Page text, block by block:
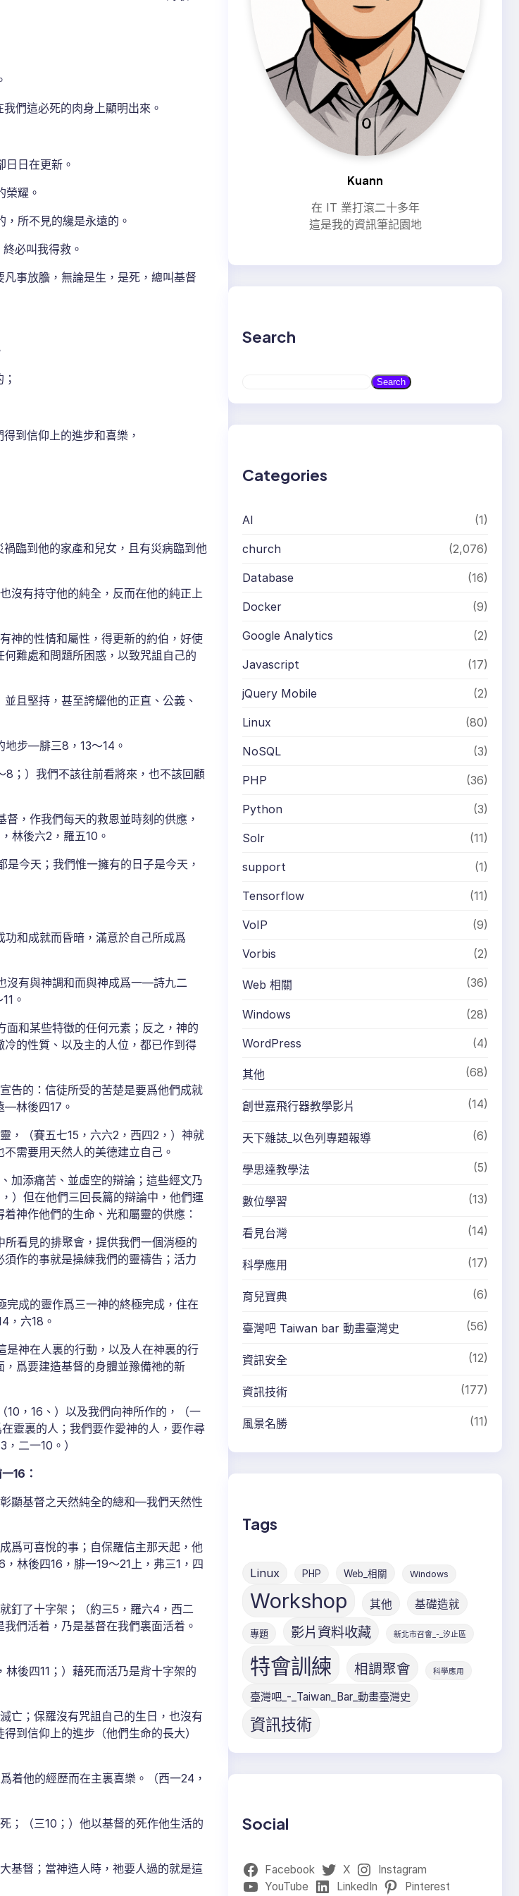
們這必死的肉身上顯明出來。
日在更新。
耀。
所不見的纔是永遠的。
必叫我得救。
放膽，無論是生，是死，總叫基督
信仰上的進步和喜樂，
臨到他的家產和兒女，且有災病臨到他
有持守他的純全，反而在他的純正上
的性情和屬性，得更新的約伯，好使
難處和問題所困惑，以致咒詛自己的
且堅持，甚至誇耀他的正直、公義、
地步—腓三8，13～14。
；）我們不該往前看將來，也不該回顧
，作我們每天的救恩並時刻的供應，
林後六2，羅五10。
今天；我們惟一擁有的日子是今天，
和成就而昏暗，滿意於自己所成爲
沒有與神調和而與神成爲一—詩九二
。
和某些特徵的任何元素；反之，神的
的性質、以及主的人位，都已作到得
的：信徒所受的苦楚是要爲他們成就
—林後四17。
（賽五七15，六六2，西四2，）神就
需要用天然人的美德建立自己。
添痛苦、並虛空的辯論；這些經文乃
）但在他們三回長篇的辯論中，他們運
神作他們的生命、光和屬靈的供應：
看見的排聚會，提供我們一個消極的
作的事就是操練我們的靈禱告；活力
成的靈作爲三一神的終極完成，住在
，六18。
神在人裏的行動，以及人在神裏的行
爲要建造基督的身體並豫備祂的新
，16、）以及我們向神所作的，（一
靈裏的人；我們要作愛神的人，要作尋
二一10。）
16：
顯基督之天然純全的總和—我們天然性
可喜悅的事；自保羅信主那天起，他
林後四16，腓一19～21上，弗三1，四
釘了十字架；（約三5，羅六4，西二
們活着，乃是基督在我們裏面活着。
後四11；）藉死而活乃是背十字架的
；保羅沒有咒詛自己的生日，也沒有
到信仰上的進步（他們生命的長大）
他的經歷而在主裏喜樂。（西一24，
（三10；）他以基督的死作他生活的
督；當神造人時，祂要人過的就是這
Kuann
在 IT 業打滾二十多年
這是我的資訊筆記園地
Search
Search
Categories
AI (1)
church (2,076)
Database (16)
Docker (9)
Google Analytics (2)
Javascript (17)
jQuery Mobile (2)
Linux (80)
NoSQL (3)
PHP (36)
Python (3)
Solr (11)
support (1)
Tensorflow (11)
VoIP (9)
Vorbis (2)
Web 相關 (36)
Windows (28)
WordPress (4)
其他 (68)
創世嘉飛行器教學影片 (14)
天下雜誌_以色列專題報導 (6)
學思達教學法 (5)
數位學習 (13)
看見台灣 (14)
科學應用 (17)
育兒寶典 (6)
臺灣吧 Taiwan bar 動畫臺灣史 (56)
資訊安全 (12)
資訊技術 (177)
風景名勝 (11)
Tags
Linux PHP Web_相關 Windows
Workshop 其他 基礎造就
專題 影片資料收藏 新北市召會_-_汐止區
特會訓練 相調聚會 科學應用
臺灣吧_-_Taiwan_Bar_動畫臺灣史
資訊技術
Social
Facebook X
Instagram
YouTube
LinkedIn Pinterest